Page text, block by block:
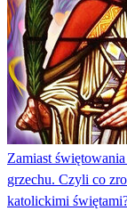
Zamiast
grzechu. Czyli co
katolickimi